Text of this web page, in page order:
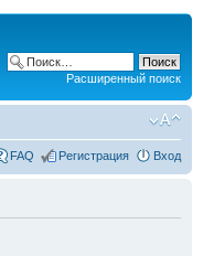
Расширенный поиск
FAQ Регистрация Вход